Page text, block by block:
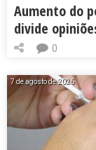
Aumento do
divide
0
7 de agosto de 2026